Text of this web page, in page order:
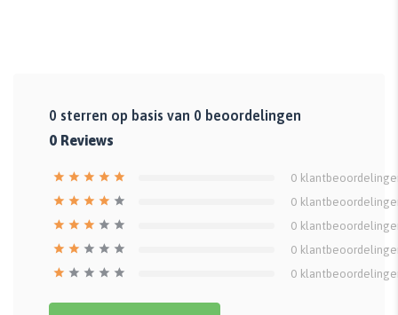
0 sterren op basis van 0 beoordelingen
0 Reviews
0
0
0
0
0